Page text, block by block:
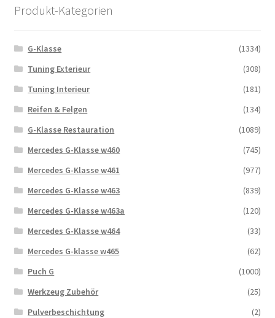
Produkt-Kategorien
G-Klasse
(1334)
Tuning Exterieur
(308)
Tuning Interieur
(181)
Reifen & Felgen
(134)
G-Klasse Restauration
(1089)
Mercedes G-Klasse w460
(745)
Mercedes G-Klasse w461
(977)
Mercedes G-Klasse w463
(839)
Mercedes G-Klasse w463a
(120)
Mercedes G-Klasse w464
(33)
Mercedes G-klasse w465
(62)
Puch G
(1000)
Werkzeug Zubehör
(25)
Pulverbeschichtung
(2)